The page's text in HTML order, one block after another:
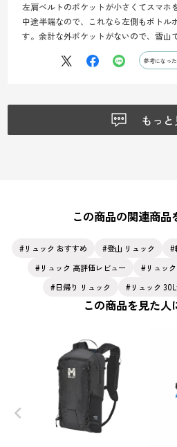
左肩ベルトのポケットが小さくてスマホ
中途半端なので、これなら左側もボトル
す。余計な外ポケットがないので、雪山
参考になった
もっと
この商品の関連商品
リュック おすすめ 登山 リュック
リュック 高評価レビュー
リュッ
日帰り リュック
リュック
この商品を見た人